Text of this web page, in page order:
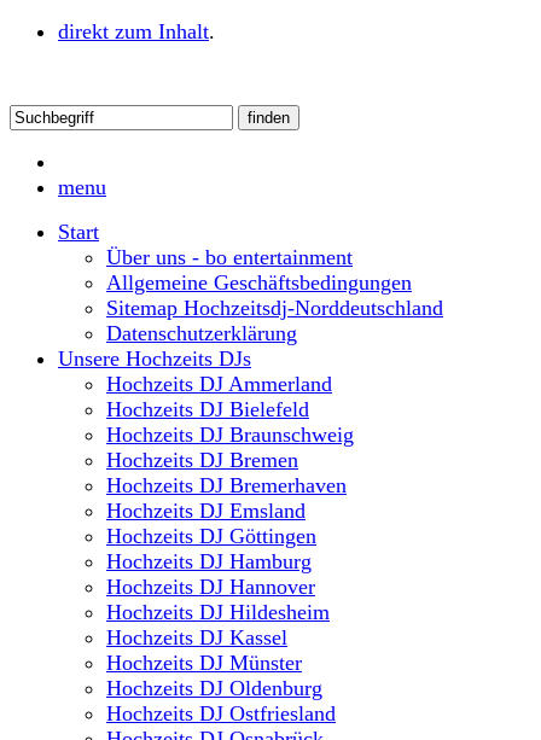
direkt zum Inhalt.
menu
Start
Über uns - bo entertainment
Allgemeine Geschäftsbedingungen
Sitemap Hochzeitsdj-Norddeutschland
Datenschutzerklärung
Unsere Hochzeits DJs
Hochzeits DJ Ammerland
Hochzeits DJ Bielefeld
Hochzeits DJ Braunschweig
Hochzeits DJ Bremen
Hochzeits DJ Bremerhaven
Hochzeits DJ Emsland
Hochzeits DJ Göttingen
Hochzeits DJ Hamburg
Hochzeits DJ Hannover
Hochzeits DJ Hildesheim
Hochzeits DJ Kassel
Hochzeits DJ Münster
Hochzeits DJ Oldenburg
Hochzeits DJ Ostfriesland